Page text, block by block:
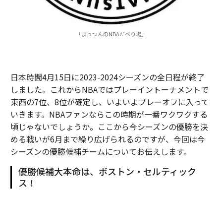
「まっつんのNBAだべり場」
日本時間4月15日に2023-2024シーズンの全日程が終了
しました。これからNBAではプレーイントーナメントで
東西の7位、8位が確定し、いよいよプレーオフに入って
いきます。NBAファンならこの時期が一番ワクワクする
頃じゃないでしょうか。ここから今シーズンの優勝を決
める戦いが6月まで繰り広げられるのですが、今回は今
シーズンの優勝候補チームについてお伝えします。
優勝候補大本命は、ボストン・セルティック
ス！